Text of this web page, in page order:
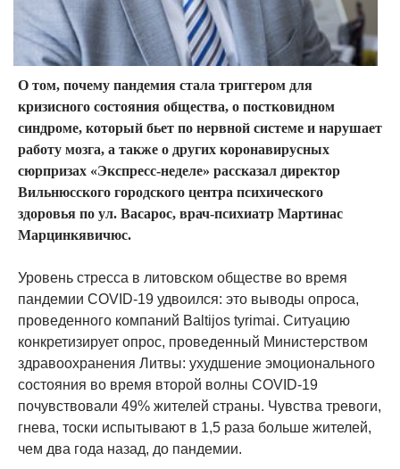
О том, почему пандемия стала триггером для
кризисного состояния общества, о постковидном
синдроме, который бьет по нервной системе и нарушает
работу мозга, а также о других коронавирусных
сюрпризах «Экспресс-неделе» рассказал директор
Вильнюсского городского центра психического
здоровья по ул. Васарос, врач-психиатр Мартинас
Марцинкявичюс.
Уровень стресса в литовском обществе во время
пандемии COVID-19 удвоился: это выводы опроса,
проведенного компаний Baltijos tyrimai. Ситуацию
конкретизирует опрос, проведенный Министерством
здравоохранения Литвы: ухудшение эмоционального
состояния во время второй волны COVID-19
почувствовали 49% жителей страны. Чувства тревоги,
гнева, тоски испытывают в 1,5 раза больше жителей,
чем два года назад, до пандемии.